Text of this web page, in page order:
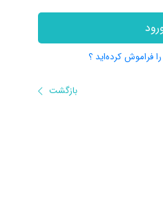
فراموش کرده‌اید ؟
بازگشت